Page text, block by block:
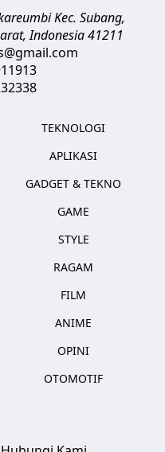
Kec. Subang,
,Indonesia41211
TEKNOLOGI
APLIKASI
GADGET & TEKNO
GAME
STYLE
RAGAM
FILM
ANIME
OPINI
OTOMOTIF